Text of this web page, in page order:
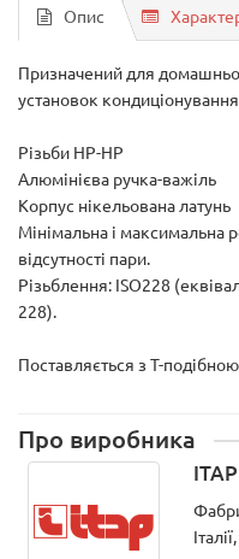
Опис
Призначений для
установок
Різьби НР-НР
Алюмінієва ручка-важіль
Корпус нікельована латунь
Мінімальна і максимальна
відсутності пари.
Різьблення: ISO228
228).
Поставляється з T-
Про виробника
ITAP